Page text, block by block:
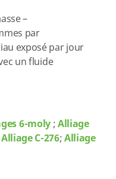
–
par
exposé par jour
un fluide
6-moly;Alliage
Alliage C-276;Alliage